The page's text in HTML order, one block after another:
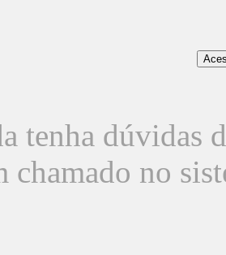
tenha dúvidas
chamado no